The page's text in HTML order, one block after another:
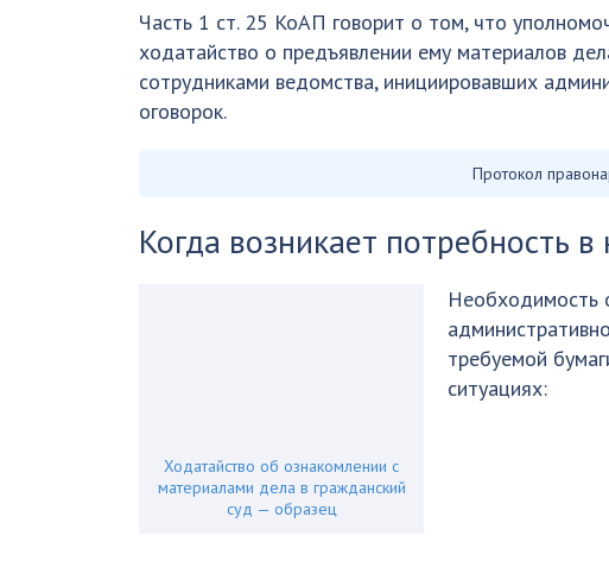
Часть 1 ст. 25 КоАП говорит о том, что
ходатайство о предъявлении ему материалов
сотрудниками ведомства, инициировавших
оговорок.
Протокол
Когда возникает потребность
Ходатайство об ознакомлении с
материалами дела в гражданский
суд — образец
Необходимость
требуемой
ситуациях: